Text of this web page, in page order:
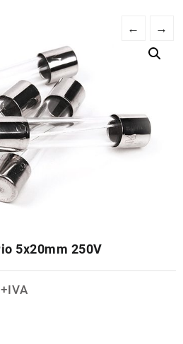
← →
5x20mm 250V
Rango
+IVA